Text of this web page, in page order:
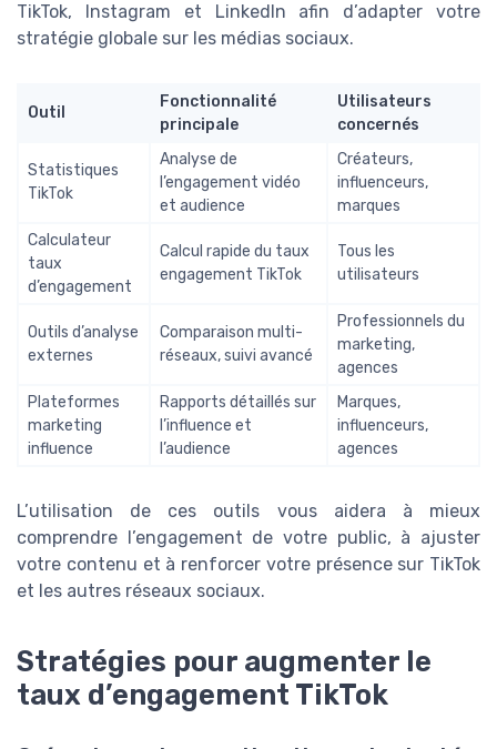
TikTok, Instagram et LinkedIn afin d’adapter votre
stratégie globale sur les médias sociaux.
Outil
Fonctionnalité
principale
Utilisateurs
concernés
Statistiques
TikTok
Analyse de
l’engagement vidéo
et audience
Créateurs,
influenceurs,
marques
Calculateur
taux
d’engagement
Calcul rapide du taux
engagement TikTok
Tous les
utilisateurs
Outils d’analyse
externes
Comparaison multi-
réseaux, suivi avancé
Professionnels du
marketing,
agences
Plateformes
marketing
influence
Rapports détaillés sur
l’influence et
l’audience
Marques,
influenceurs,
agences
L’utilisation de ces outils vous aidera à mieux
comprendre l’engagement de votre public, à ajuster
votre contenu et à renforcer votre présence sur TikTok
et les autres réseaux sociaux.
Stratégies pour augmenter le
taux d’engagement TikTok